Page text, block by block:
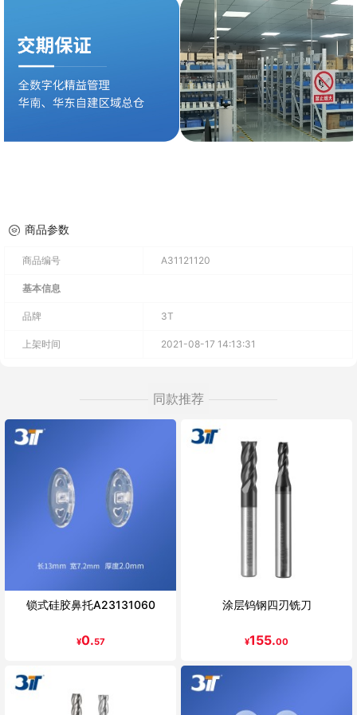
商品参数
商品编号 A31121120
基本信息
品牌 3T
上架时间 2021-08-17 14:13:31
同款推荐
锁式硅胶鼻托A23131060
¥0.57
涂层钨钢四刃铣刀
¥155.00